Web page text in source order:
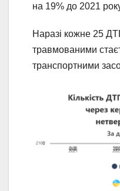
на 19% до 2021
Наразі кожне 25
травмованими
транспортними